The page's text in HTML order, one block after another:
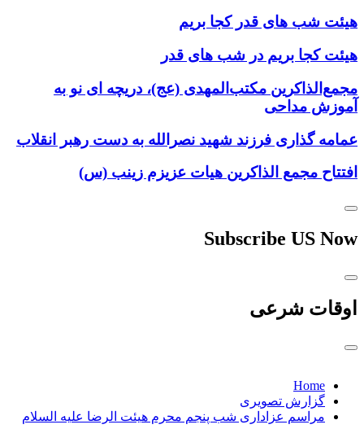
هیئت شب های قدر کجا بریم
هیئت کجا بریم در شب های قدر
مجمع‌الذاکرین مکتب‌المهدی (عج)، دریچه ای نو به
آموزش مداحی
عمامه گذاری فرزند شهید نصرالله به دست رهبر انقلاب
افتتاح مجمع الذاکرین هیات عزیزم زینب (س)
Subscribe US Now
اوقات شرعی
Home
گزارش تصویری
مراسم عزاداری شب پنجم محرم هیئت الرضا علیه السلام